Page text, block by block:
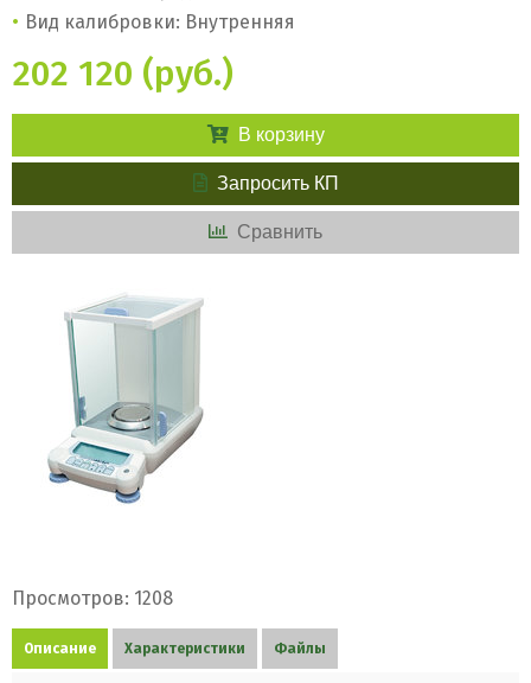
Вид калибровки: Внутренняя
202 120 (руб.)
В корзину
Запросить КП
Сравнить
Просмотров: 1208
Описание Характеристики Файлы